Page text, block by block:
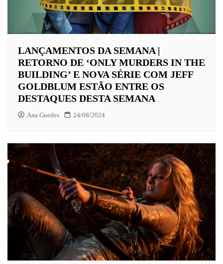
LANÇAMENTOS DA SEMANA |
RETORNO DE ‘ONLY MURDERS IN THE
BUILDING’ E NOVA SÉRIE COM JEFF
GOLDBLUM ESTÃO ENTRE OS
DESTAQUES DESTA SEMANA
Ana Guedes 24/08/2024